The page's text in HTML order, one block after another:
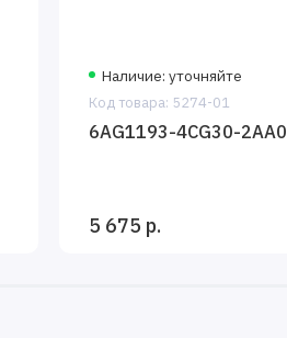
Наличие: уточняйте
Код товара: 5274-01
6AG1193-4CG30-2AA0
5 675 р.